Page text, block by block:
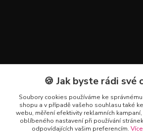
Kontakty
+420 602 223 614
info@zahradnictvipetro.cz
🍪 Jak byste rádi své
Soubory cookies používáme ke
shopu a v případě vašeho souhlasu také
webu, měření efektivity reklamních
oblíbeného nastavení při používání
odpovídajících vašim preferencím.